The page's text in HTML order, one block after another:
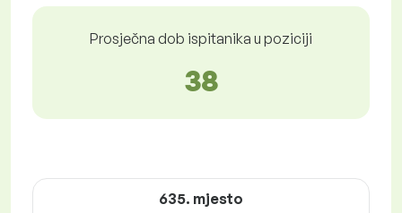
Prosječna dob ispitanika u poziciji
38
635. mjesto